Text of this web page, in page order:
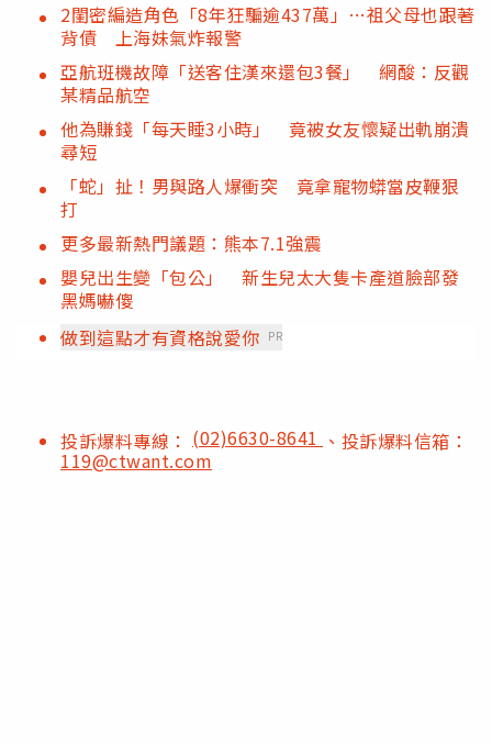
2閨密編造角色「8年狂騙逾437萬」…祖父母也跟著
背債 上海妹氣炸報警
亞航班機故障「送客住漢來還包3餐」 網酸：反觀
某精品航空
他為賺錢「每天睡3小時」 竟被女友懷疑出軌崩潰
尋短
「蛇」扯！男與路人爆衝突 竟拿寵物蟒當皮鞭狠
打
更多最新熱門議題：熊本7.1強震
嬰兒出生變「包公」 新生兒太大隻卡產道臉部發
黑媽嚇傻
做到這點才有資格說愛你 PR
投訴爆料專線： (02)6630-8641 、投訴爆料信箱：
119@ctwant.com